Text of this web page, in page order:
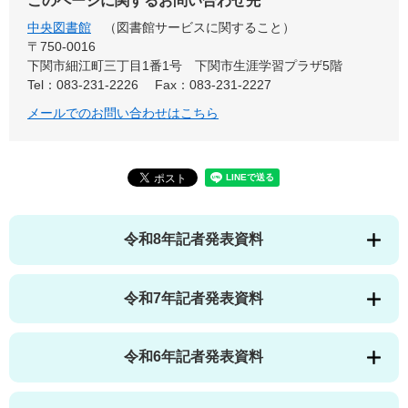
中央図書館
図書館サービスに関すること
〒750-0016
下関市細江町三丁目1番1号 下関市生涯学習プラザ5階
Tel：083-231-2226
Fax：083-231-2227
メールでのお問い合わせはこちら
令和8年記者発表資料
令和7年記者発表資料
令和6年記者発表資料